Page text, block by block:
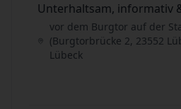
Unterhaltsam, informativ
vor dem Burgtor auf der
(Burgtorbrücke 2, 23552
Lübeck